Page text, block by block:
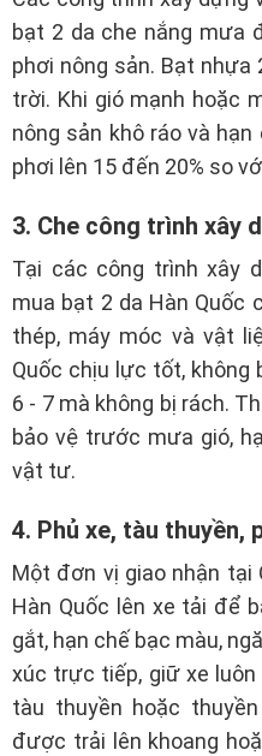
bạt 2 da che nắng mưa
phơi nông sản. Bạt nhựa
trời. Khi gió mạnh hoặc
nông sản khô ráo và
phơi lên 15 đến 20% so
3. Che công trình xây
Tại các công trình xây
mua bạt 2 da Hàn Quốc
thép, máy móc và vật
Quốc chịu lực tốt,
6 - 7 mà không bị rách.
bảo vệ trước mưa gió,
vật tư.
4. Phủ xe, tàu thuyền,
Một đơn vị giao nhận tại
Hàn Quốc lên xe tải để
gắt, hạn chế bạc màu,
xúc trực tiếp, giữ xe
tàu thuyền hoặc
được trải lên khoang